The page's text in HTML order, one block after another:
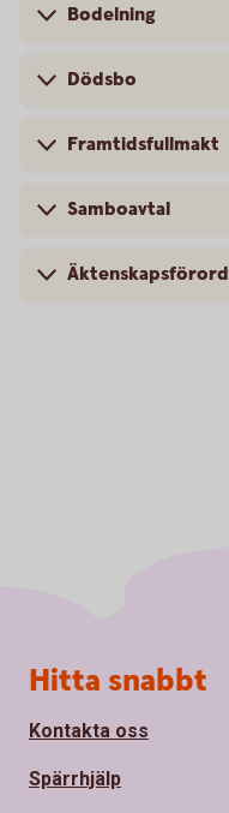
Bodelning
Dödsbo
Framtidsfullmakt
Samboavtal
Äktenskapsförord
Sidfot
Hitta snabbt
Kontakta oss
Spärrhjälp